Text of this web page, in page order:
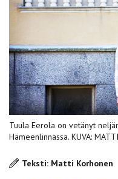
Tuula Eerola on vetänyt
Hämeenlinnassa. KUVA:
Teksti: Matti Korhonen